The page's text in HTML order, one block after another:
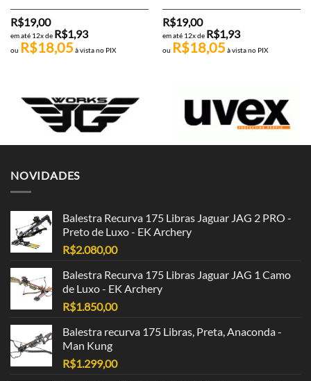
R$19,00
em até 12x de R$1,93
ou R$18,05 à vista no PIX
R$19,00
em até 12x de R$1,93
ou R$18,05 à vista no PIX
NOVIDADES
Balestra Recurva 175 Libras Jaguar JAG 2 PRO -
Preto de Luxo - EK Archery
R$2.080,00
Balestra Recurva 175 Libras Jaguar JAG 1 Camo
de Luxo - EK Archery
R$1.850,00
Balestra recurva 175 Libras, Preta, Anaconda -
Man Kung
R$1.299,00